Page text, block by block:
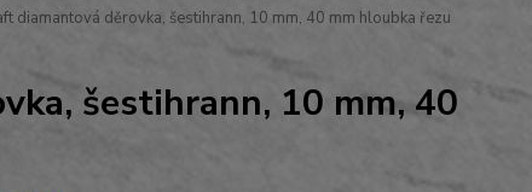
diamantová děrovka, šestihrann, 10 mm, 40 mm hloubka řezu
šestihrann, 10 mm, 40